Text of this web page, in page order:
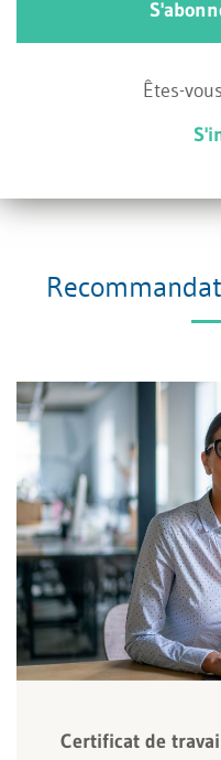
Madame R. et son
affirmation codée:
Êtes-
Certificat de